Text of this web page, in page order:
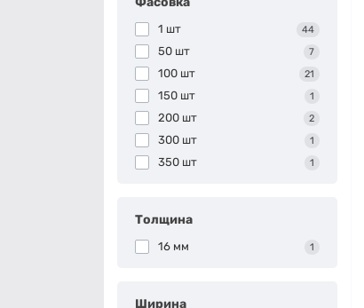
1 шт 44
50 шт 7
100 шт 21
150 шт 1
200 шт 2
300 шт 1
350 шт 1
Толщина
16 мм 1
Ширина